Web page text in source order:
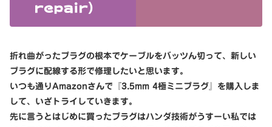
repair）
折れ曲がったプラグの根本でケーブルをバッツん切って、新しい
プラグに配線する形で修理したいと思います。
いつも通りAmazonさんで『3.5mm 4極ミニプラグ』を購入しま
して、いざトライしていきます。
先に言うとはじめに買ったプラグはハンダ技術がうすーい私では